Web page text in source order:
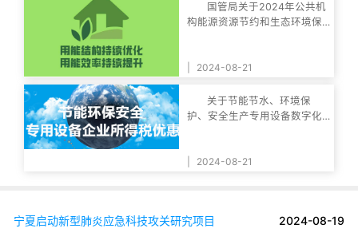
国管局关于2024年公共机
构能源资源节约和生态环境保
2024-08-21
关于节能节水、环境保
护、安全生产专用设备数字化
2024-08-21
宁夏启动新型肺炎应急科技攻关研究项目 2024-08-19